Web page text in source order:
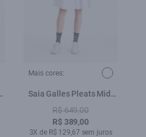
Mais cores:
Saia Galles Pleats Midi
Branco
R$ 649,00
R$ 389,00
3X de R$ 129,67 sem juros